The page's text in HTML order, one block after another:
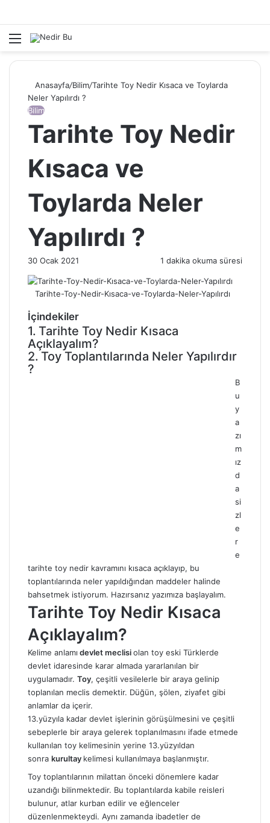
Menü
Anasayfa/Bilim/Tarihte Toy Nedir Kısaca ve Toylarda
Neler Yapılırdı ?
Bilim
Tarihte Toy Nedir
Kısaca ve
Toylarda Neler
Yapılırdı ?
30 Ocak 2021 1 dakika okuma süresi
Tarihte-Toy-Nedir-Kısaca-ve-Toylarda-Neler-Yapılırdı
İçindekiler
Tarihte Toy Nedir Kısaca
Açıklayalım?
Toy Toplantılarında Neler Yapılırdır
?
B
u
y
a
zı
m
ız
d
a
si
zl
e
r
e
tarihte toy nedir kavramını kısaca açıklayıp, bu
toplantılarında neler yapıldığından maddeler halinde
bahsetmek istiyorum. Hazırsanız yazımıza başlayalım.
Tarihte Toy Nedir Kısaca
Açıklayalım?
Kelime anlamı devlet meclisiolan toy eski Türklerde
devlet idaresinde karar almada yararlanılan bir
uygulamadır. Toy, çeşitli vesilelerle bir araya gelinip
toplanılan meclis demektir. Düğün, şölen, ziyafet gibi
anlamlar da içerir.
13.yüzyıla kadar devlet işlerinin görüşülmesini ve çeşitli
sebeplerle bir araya gelerek toplanılmasını ifade etmede
kullanılan toy kelimesinin yerine 13.yüzyıldan
sonra kurultay kelimesi kullanılmaya başlanmıştır.
Toy toplantılarının milattan önceki dönemlere kadar
uzandığı bilinmektedir. Bu toplantılarda kabile reisleri
bulunur, atlar kurban edilir ve eğlenceler
düzenlenmekteydi. Aynı zamanda ibadetler de